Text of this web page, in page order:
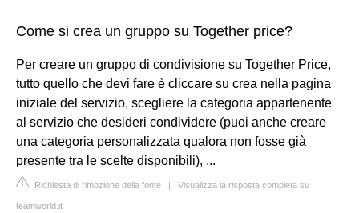
Come si crea un gruppo su Together price?
Per creare un gruppo di condivisione su Together Price,
tutto quello che devi fare è cliccare su crea nella pagina
iniziale del servizio, scegliere la categoria appartenente
al servizio che desideri condividere (puoi anche creare
una categoria personalizzata qualora non fosse già
presente tra le scelte disponibili), ...
Richiesta di rimozione della fonte | Visualizza la risposta completa su
teamworld.it